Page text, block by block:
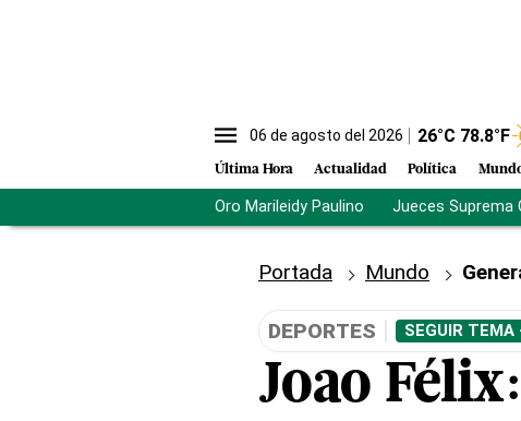
06 de agosto del 2026 26°C 78.8°F
Última Hora Actualidad Política
Oro Marileidy Paulino Jueces Suprema
Portada Mundo
DEPORTES SEGUIR TEMA
Joao